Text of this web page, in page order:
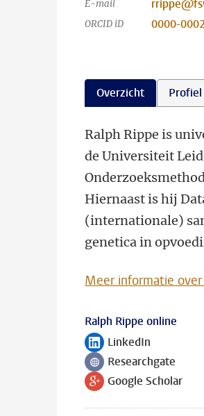
E-mail
ORCID iD 0000-
Overzicht Profiel
Ralph Rippe is
de Universiteit
Hiernaast is hij
(internationale)
genetica in
Meer informatie over
Ralph Rippe online
Volg ons op
LinkedIn
Volg ons op
Researchgate
Volg ons op
Google Scholar